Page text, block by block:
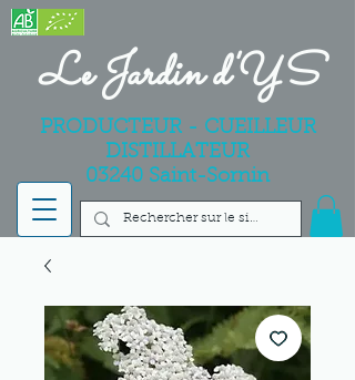
Le Jardin d'YS
PRODUCTEUR - CUEILLEUR
DISTILLATEUR
03240 Saint-Sornin